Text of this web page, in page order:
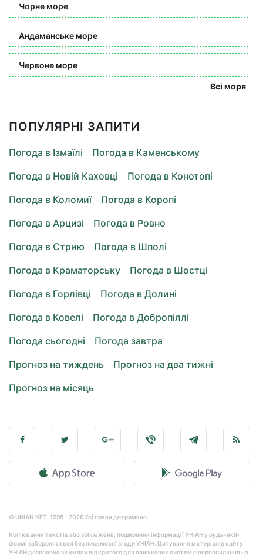
Чорне море
Андаманське море
Червоне море
Всі моря
ПОПУЛЯРНІ ЗАПИТИ
Погода в Ізмаїлі
Погода в Каменському
Погода в Новій Каховці
Погода в Конотопі
Погода в Коломиї
Погода в Коропі
Погода в Арцизі
Погода в Ровно
Погода в Стрию
Погода в Шполі
Погода в Краматорську
Погода в Шостці
Погода в Горлівці
Погода в Долині
Погода в Ковелі
Погода в Добропіллі
Погода сьогодні
Погода завтра
Прогноз на тиждень
Прогноз на два тижні
Прогноз на місяць
© UNIAN.NET, 1998 - 2026 Усі права дотримано.
Копіювання текстів або зображень, поширення інформації УНІАН у будь-якій
формі забороняється без письмової згоди УНІАН. Цитування матеріалів сайту
УНІАН дозволено за умови відкритого для пошукових систем гіперпосилання на